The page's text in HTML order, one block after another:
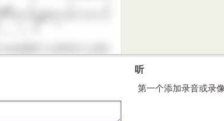
听
第一个添加录音或录像